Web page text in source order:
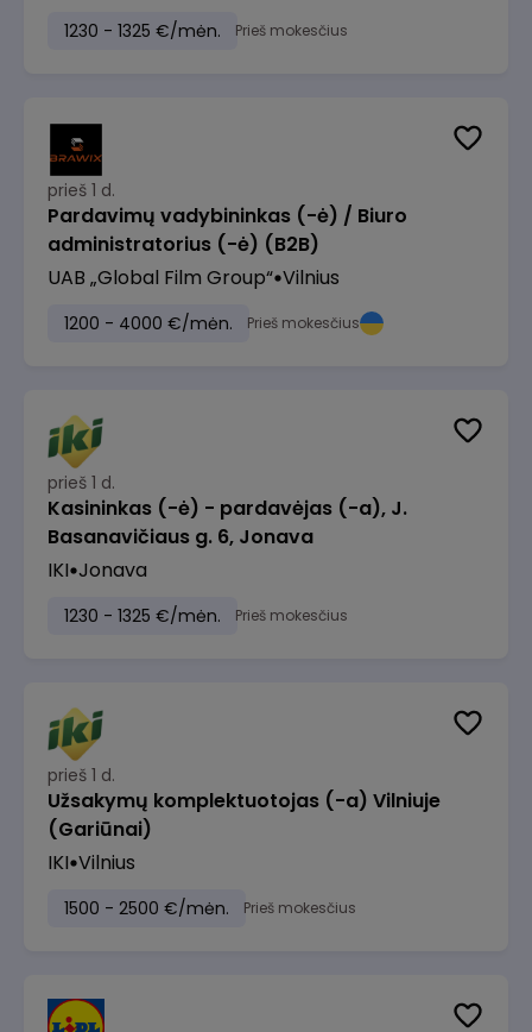
1230 - 1325 €/mėn. Prieš mokesčius
prieš 1 d.
Pardavimų vadybininkas (-ė) / Biuro
administratorius (-ė) (B2B)
UAB „Global Film Group“ Vilnius
1200 - 4000 €/mėn. Prieš mokesčius
prieš 1 d.
Kasininkas (-ė) - pardavėjas (-a), J.
Basanavičiaus g. 6, Jonava
IKI Jonava
1230 - 1325 €/mėn. Prieš mokesčius
prieš 1 d.
Užsakymų komplektuotojas (-a) Vilniuje
(Gariūnai)
IKI Vilnius
1500 - 2500 €/mėn. Prieš mokesčius